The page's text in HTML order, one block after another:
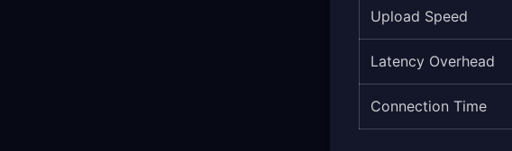
Upload Speed
Latency Overhead
Connection Time